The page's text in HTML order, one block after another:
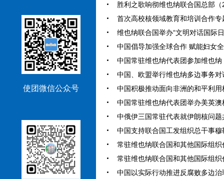
使团微信公众号
胜利之歌响彻维也纳联合国总部
首次高校核领域教育和培训合作
维也纳联合国举办“文明对话国际
中国倡导加强全球合作 赋能妇女
中国常驻维也纳代表团参加维也
中国、欧盟举行维也纳多边事务
中国积极推动面向非洲的和平利
中国常驻维也纳代表团举办美英
中俄伊三国常驻代表就伊朗核问
中国支持联合国工发组织总干事
常驻维也纳联合国和其他国际组
常驻维也纳联合国和其他国际组
中国以实际行动推进反腐败多边